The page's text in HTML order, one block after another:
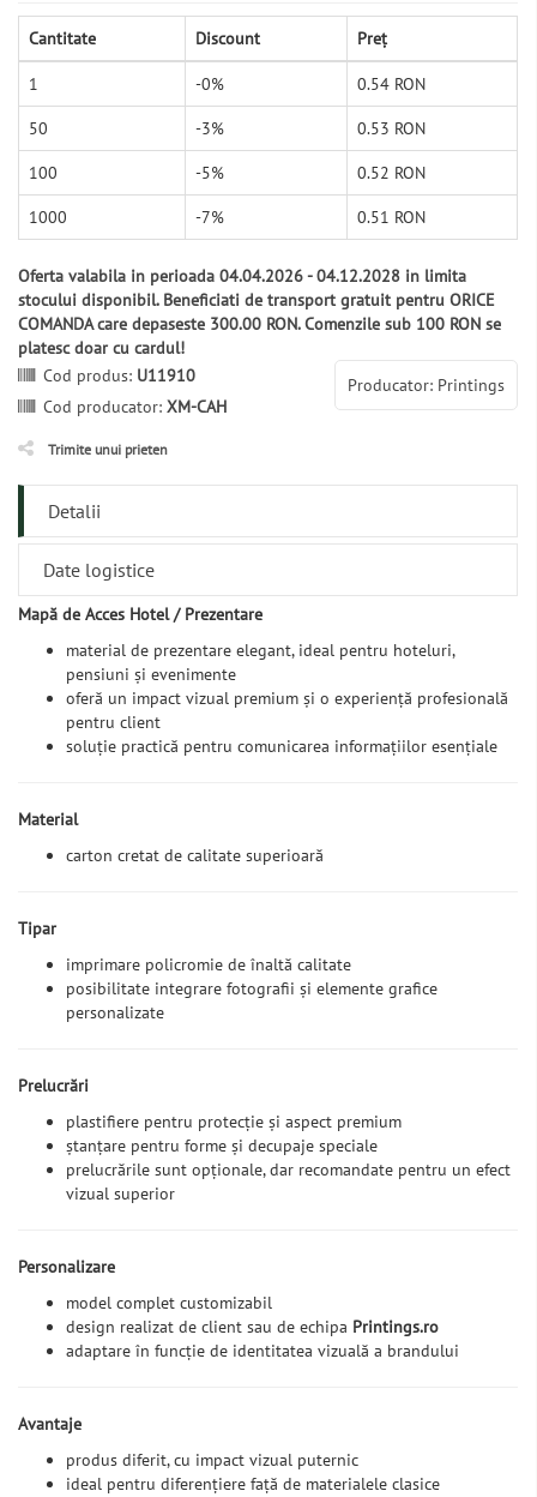
Cantitate Discount Preț
1 -0% 0.54 RON
50 -3% 0.53 RON
100 -5% 0.52 RON
1000 -7% 0.51 RON
Oferta valabila in perioada 04.04.2026 - 04.12.2028 in limita
stocului disponibil. Beneficiati de transport gratuit pentru ORICE
COMANDA care depaseste 300.00 RON. Comenzile sub 100 RON se
platesc doar cu cardul!
Producator: Printings
Cod produs: U11910
Cod producator: XM-CAH
Trimite unui prieten
Detalii
Date logistice
Mapă de Acces Hotel / Prezentare
material de prezentare elegant, ideal pentru hoteluri,
pensiuni și evenimente
oferă un impact vizual premium și o experiență profesională
pentru client
soluție practică pentru comunicarea informațiilor esențiale
Material
carton cretat de calitate superioară
Tipar
imprimare policromie de înaltă calitate
posibilitate integrare fotografii și elemente grafice
personalizate
Prelucrări
plastifiere pentru protecție și aspect premium
ștanțare pentru forme și decupaje speciale
prelucrările sunt opționale, dar recomandate pentru un efect
vizual superior
Personalizare
model complet customizabil
design realizat de client sau de echipa Printings.ro
adaptare în funcție de identitatea vizuală a brandului
Avantaje
produs diferit, cu impact vizual puternic
ideal pentru diferențiere față de materialele clasice